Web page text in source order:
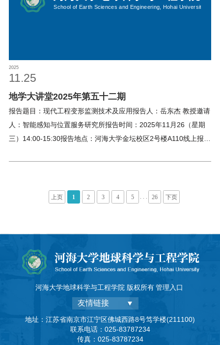
2025
11.25
地学大讲堂2025年第五十二期
报告题目：现代工程变形监测技术及应用报告人：岳东杰 教授邀请
人：智能感知与位置服务研究所报告时间：2025年11月26（星期
三）14:00-15:30报告地点：河海大学金坛校区2号楼A110线上报
上页 1 2 3 4 5 . . . 26 下页
河海大学地球科学与工程学院 版权所有管理入口
友情链接
地址：江苏省南京市江宁区佛城西路8号笃学楼(211100)
联系电话：025-83787234
传真：025-83787234